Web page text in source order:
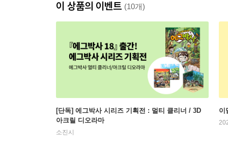
이 상품의 이벤트 (10개)
[단독] 에그박사 시리즈 기획전 : 멀티 클리너 / 3D
아크릴 디오라마
소진시
이